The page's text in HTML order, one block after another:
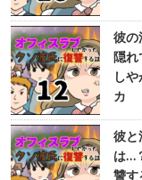
彼の
隠
し
カ
彼と
は…
讐す